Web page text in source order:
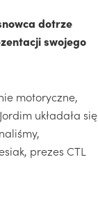
dotrze
swojego
motoryczne,
układała się
prezes CTL